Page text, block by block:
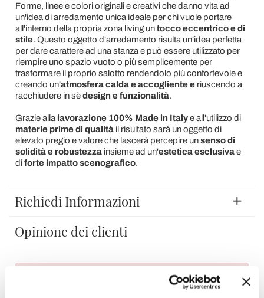
Forme, linee e colori originali e creativi che danno vita ad
un'idea di arredamento unica ideale per chi vuole portare
all'interno della propria zona living untocco eccentrico e di
stile. Questo oggetto d'arredamento risulta un'idea perfetta
per dare carattere ad una stanza e può essere utilizzato per
riempire uno spazio vuoto o più semplicemente per
trasformare il proprio salotto rendendolo più confortevole e
creando un'atmosfera calda e accogliente e riuscendo a
racchiudere in sèdesign e funzionalità.
Grazie alla lavorazione 100% Made in Italye all'utilizzo di
materie prime di qualitàil risultato sarà un oggetto di
elevato pregio e valore che lascerà percepire unsenso di
solidità e robustezza insieme ad un'estetica esclusivae
diforte impatto scenografico.
Richiedi Informazioni
Opinione dei clienti
Devi accedere per poter scrivere la tua opinione.